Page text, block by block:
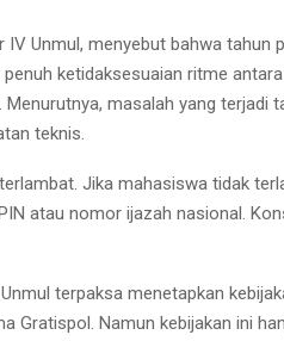
Unmul, menyebut bahwa tahun
ketidaksesuaian ritme
masalah yang terjadi
teknis.
Jika mahasiswa tidak
atau nomor ijazah nasional.
terpaksa menetapkan
Gratispol. Namun kebijakan ini